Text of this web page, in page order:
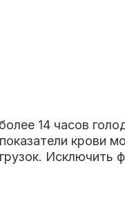
14 часов
крови
Исключить